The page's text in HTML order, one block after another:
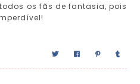
os fãs de fantasia, pois